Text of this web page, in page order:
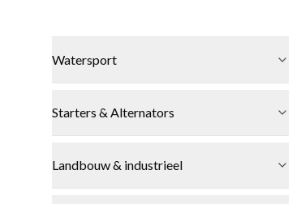
Watersport
Starters & Alternators
Landbouw & industrieel